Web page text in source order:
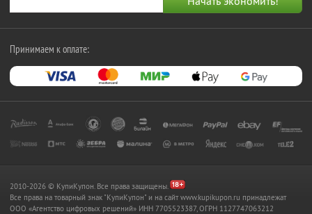
Принимаем к оплате:
2010-2026 © КупиКупон. Все права защищены.
Все права на товарный знак "КупиКупон" и на сайт www.kupikupon.ru принадлежат
OOO «Агентство цифровых решений» ИНН 7705523387, ОГРН 1127747063212